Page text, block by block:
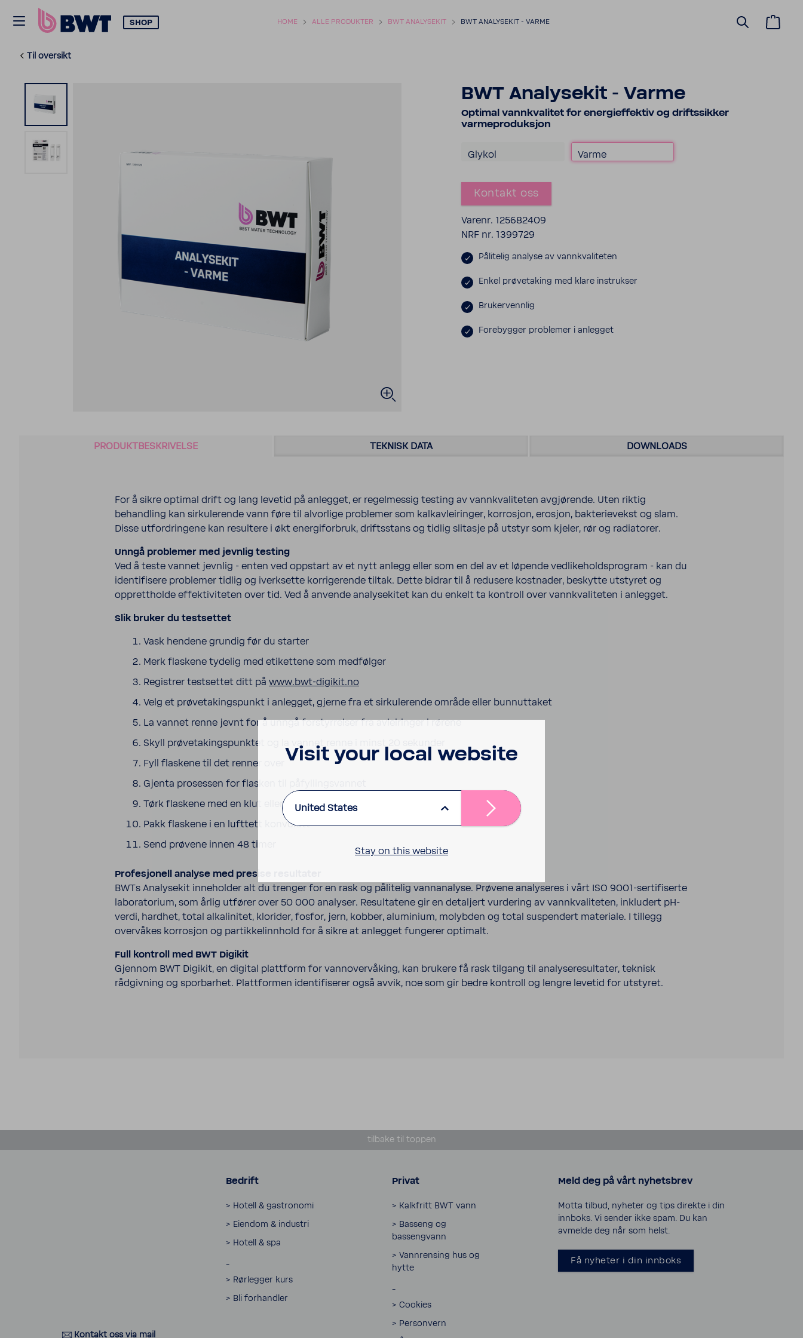
HOME ALLE PRODUKTER BWT ANALYSEKIT BWT ANALYSEKIT - VARME
SHOP
Til oversikt
BWT Analysekit - Varme
Optimal vannkvalitet for energieffektiv og driftssikker
varmeproduksjon
Glykol Varme
Kontakt oss
Varenr. 125682409
NRF nr. 1399729
Pålitelig analyse av vannkvaliteten
Enkel prøvetaking med klare instrukser
Brukervennlig
Forebygger problemer i anlegget
PRODUKTBESKRIVELSE TEKNISK DATA DOWNLOADS
For å sikre optimal drift og lang levetid på anlegget, er regelmessig testing av vannkvaliteten avgjørende. Uten riktig
behandling kan sirkulerende vann føre til alvorlige problemer som kalkavleiringer, korrosjon, erosjon, bakterievekst og slam.
Disse utfordringene kan resultere i økt energiforbruk, driftsstans og tidlig slitasje på utstyr som kjeler, rør og radiatorer.
Unngå problemer med jevnlig testing
Ved å teste vannet jevnlig - enten ved oppstart av et nytt anlegg eller som en del av et løpende vedlikeholdsprogram - kan du
identifisere problemer tidlig og iverksette korrigerende tiltak. Dette bidrar til å redusere kostnader, beskytte utstyret og
opprettholde effektiviteten over tid. Ved å anvende analysekitet kan du enkelt ta kontroll over vannkvaliteten i anlegget.
Slik bruker du testsettet
Vask hendene grundig før du starter
Merk flaskene tydelig med etikettene som medfølger
Registrer testsettet ditt på www.bwt-digikit.no
Velg et prøvetakingspunkt i anlegget, gjerne fra et sirkulerende område eller bunnuttaket
La vannet renne jevnt for å unngå forstyrrelser fra avleiringer i rørene
Skyll prøvetakingspunktet og la vannet renne i minst 20 sekunder
Fyll flaskene til det renner over
Gjenta prosessen for flasken til påfyllingsvannet
Tørk flaskene med en klut eller papirhåndkle
Pakk flaskene i en lufttett konvolutt
Send prøvene innen 48 timer
Profesjonell analyse med presise resultater
BWTs Analysekit inneholder alt du trenger for en rask og pålitelig vannanalyse. Prøvene analyseres i vårt ISO 9001-sertifiserte
laboratorium, som årlig utfører over 50 000 analyser. Resultatene gir en detaljert vurdering av vannkvaliteten, inkludert pH-
verdi, hardhet, total alkalinitet, klorider, fosfor, jern, kobber, aluminium, molybden og total suspendert materiale. I tillegg
overvåkes korrosjon og partikkelinnhold for å sikre at anlegget fungerer optimalt.
Full kontroll med BWT Digikit
Gjennom BWT Digikit, en digital plattform for vannovervåking, kan brukere få rask tilgang til analyseresultater, teknisk
rådgivning og sporbarhet. Plattformen identifiserer også avvik, noe som gir bedre kontroll og lengre levetid for utstyret.
tilbake til toppen
Kontakt oss via mail
Bedrift
> Hotell & gastronomi
> Eiendom & industri
> Hotell & spa
> Rørlegger kurs
> Bli forhandler
Privat
> Kalkfritt BWT vann
> Basseng og
bassengvann
> Vannrensing hus og
hytte
> Cookies
> Personvern
Meld deg på vårt nyhetsbrev
Motta tilbud, nyheter og tips direkte i din
innboks. Vi sender ikke spam. Du kan
avmelde deg når som helst.
Få nyheter i din innboks
Visit your local website
United States
Stay on this website